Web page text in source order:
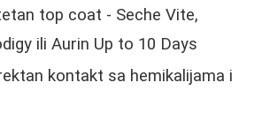
top coat - Seche Vite,
ili Aurin Up to 10 Days
kontakt sa hemikalijama i